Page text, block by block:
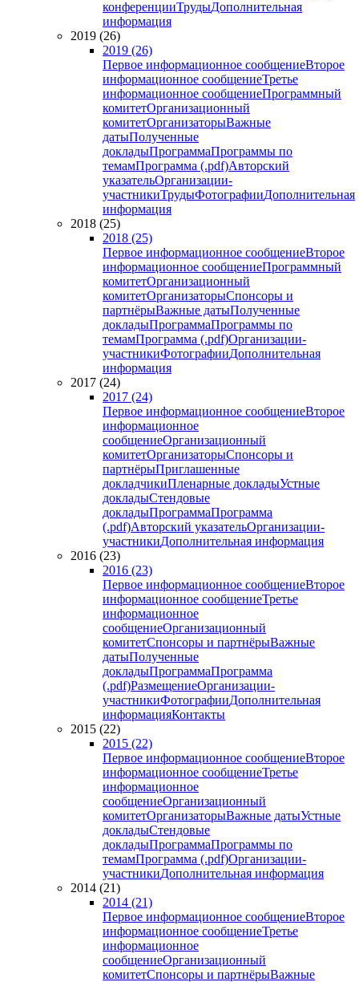
конференцииТрудыДополнительная
информация
2019 (26)
2019 (26)
Первое информационное сообщениеВторое
информационное сообщениеТретье
информационное сообщениеПрограммный
комитетОрганизационный
комитетОрганизаторыВажные
датыПолученные
докладыПрограммаПрограммы по
темамПрограмма (.pdf)Авторский
указательОрганизации-
участникиТрудыФотографииДополнительная
информация
2018 (25)
2018 (25)
Первое информационное сообщениеВторое
информационное сообщениеПрограммный
комитетОрганизационный
комитетОрганизаторыСпонсоры и
партнёрыВажные датыПолученные
докладыПрограммаПрограммы по
темамПрограмма (.pdf)Организации-
участникиФотографииДополнительная
информация
2017 (24)
2017 (24)
Первое информационное сообщениеВторое
информационное
сообщениеОрганизационный
комитетОрганизаторыСпонсоры и
партнёрыПриглашенные
докладчикиПленарные докладыУстные
докладыСтендовые
докладыПрограммаПрограмма
(.pdf)Авторский указательОрганизации-
участникиДополнительная информация
2016 (23)
2016 (23)
Первое информационное сообщениеВторое
информационное сообщениеТретье
информационное
сообщениеОрганизационный
комитетСпонсоры и партнёрыВажные
датыПолученные
докладыПрограммаПрограмма
(.pdf)РазмещениеОрганизации-
участникиФотографииДополнительная
информацияКонтакты
2015 (22)
2015 (22)
Первое информационное сообщениеВторое
информационное сообщениеТретье
информационное
сообщениеОрганизационный
комитетОрганизаторыВажные датыУстные
докладыСтендовые
докладыПрограммаПрограммы по
темамПрограмма (.pdf)Организации-
участникиДополнительная информация
2014 (21)
2014 (21)
Первое информационное сообщениеВторое
информационное сообщениеТретье
информационное
сообщениеОрганизационный
комитетСпонсоры и партнёрыВажные